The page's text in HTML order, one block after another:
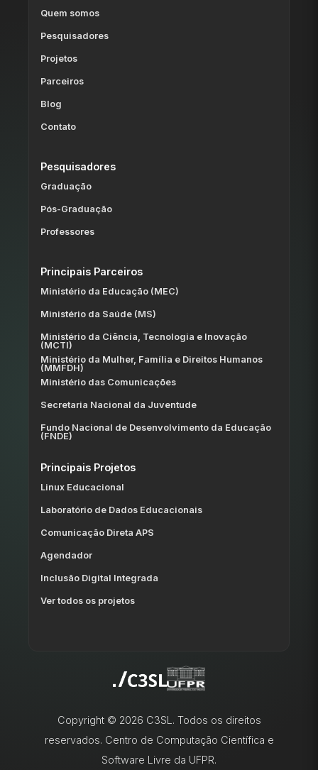
Quem somos
Pesquisadores
Projetos
Parceiros
Blog
Contato
Pesquisadores
Graduação
Pós-Graduação
Professores
Principais Parceiros
Ministério da Educação (MEC)
Ministério da Saúde (MS)
Ministério da Ciência, Tecnologia e Inovação
(MCTI)
Ministério da Mulher, Família e Direitos Humanos
(MMFDH)
Ministério das Comunicações
Secretaria Nacional da Juventude
Fundo Nacional de Desenvolvimento da Educação
(FNDE)
Principais Projetos
Linux Educacional
Laboratório de Dados Educacionais
Comunicação Direta APS
Agendador
Inclusão Digital Integrada
Ver todos os projetos
Copyright © 2026 C3SL. Todos os direitos
reservados. Centro de Computação Científica e
Software Livre da UFPR.